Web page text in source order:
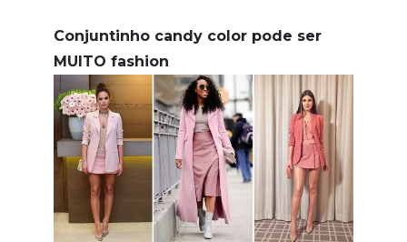
Conjuntinho candy color pode ser
MUITO fashion